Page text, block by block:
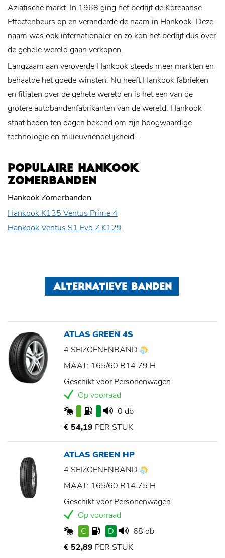
Aziatische markt. In 1968 ging het bedrijf de Koreaanse
Effectenbeurs op en veranderde de naam in Hankook. Deze
naam was ook internationaler en zo kon het bedrijf dus over
de gehele wereld gaan verkopen.
Langzaam aan veroverde Hankook steeds meer markten en
behaalde het goede winsten. Nu heeft Hankook fabrieken
en filialen over de gehele wereld en is het een van de
grotere autobandenfabrikanten van de wereld. Hankook
staat heden ten dagen bekend om zijn hoogwaardige
technologie en milieuvriendelijkheid .
POPULAIRE HANKOOK
ZOMERBANDEN
Hankook Zomerbanden
Hankook K135 Ventus Prime 4
Hankook Ventus S1 Evo Z K129
ALTERNATIEVE BANDEN
ATLAS GREEN 4S
4 SEIZOENENBAND
MAAT: 165/60 R14 79 H
Geschikt voor Personenwagen
Op voorraad
0 db
€ 54,19 PER STUK
ATLAS GREEN HP
4 SEIZOENENBAND
MAAT: 165/60 R14 75 H
Geschikt voor Personenwagen
Op voorraad
C
D
68 db
€ 52,89 PER STUK